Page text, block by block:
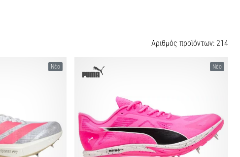
Αριθµός προϊόντων: 214
Νέο Νέο